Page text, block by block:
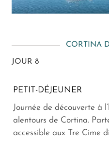
CORTINA
JOUR 8
PETIT-DÉJEUNER
Journée de découverte à
alentours de Cortina.
accessible aux Tre Cime